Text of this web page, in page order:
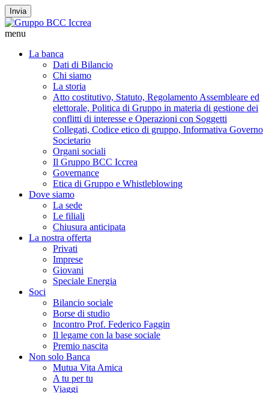
Invia
menu
La banca
Dati di Bilancio
Chi siamo
La storia
Atto costitutivo, Statuto, Regolamento Assembleare ed
elettorale, Politica di Gruppo in materia di gestione dei
conflitti di interesse e Operazioni con Soggetti
Collegati, Codice etico di gruppo, Informativa Governo
Societario
Organi sociali
Il Gruppo BCC Iccrea
Governance
Etica di Gruppo e Whistleblowing
Dove siamo
La sede
Le filiali
Chiusura anticipata
La nostra offerta
Privati
Imprese
Giovani
Speciale Energia
Soci
Bilancio sociale
Borse di studio
Incontro Prof. Federico Faggin
Il legame con la base sociale
Premio nascita
Non solo Banca
Mutua Vita Amica
A tu per tu
Viaggi